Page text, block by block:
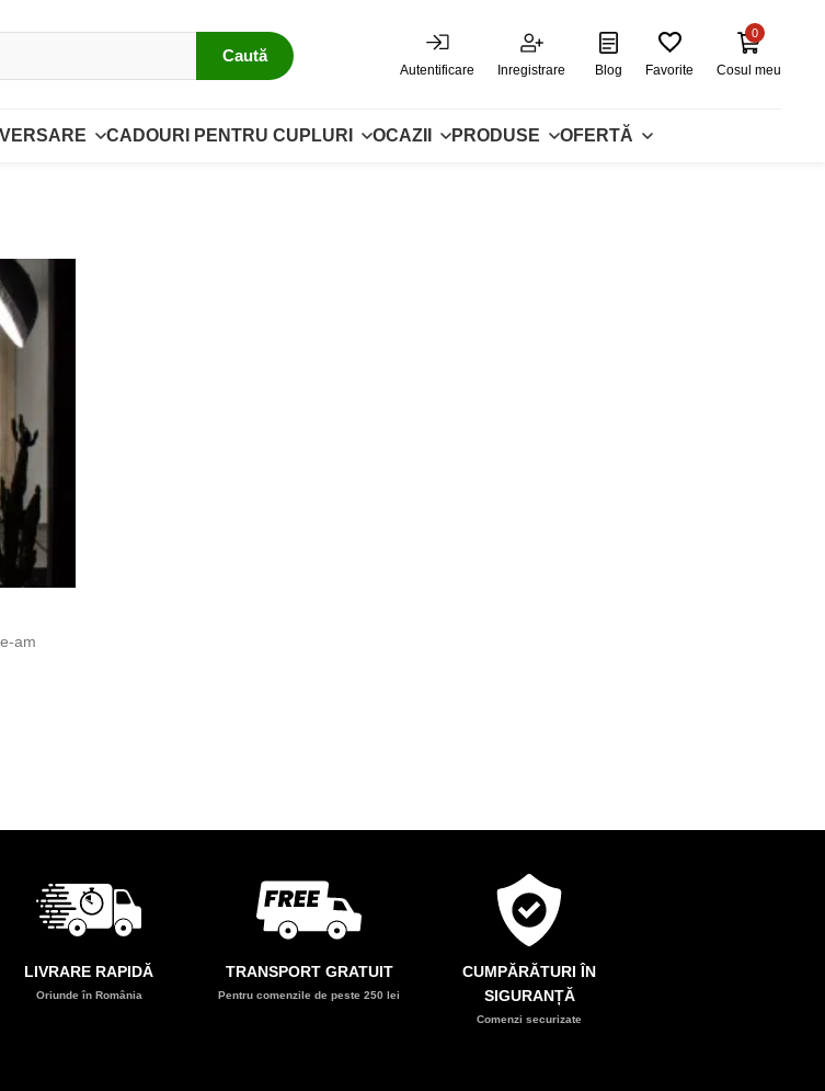
Caută
Autentificare Inregistrare Blog Favorite Cosul meu
0
CADOURI PENTRU CUPLURI OCAZII PRODUSE OFERTĂ
am
LIVRARE RAPIDĂ
Oriunde în România
TRANSPORT GRATUIT
Pentru comenzile de peste 250 lei
CUMPĂRĂTURI ÎN
SIGURANȚĂ
Comenzi securizate